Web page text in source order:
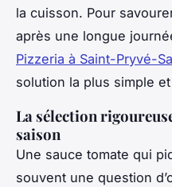
la cuisson. Pour
après une longue
Pizzeria à Saint-Pryvé-
solution la plus simple
La sélection
saison
Une sauce tomate qui
souvent une question